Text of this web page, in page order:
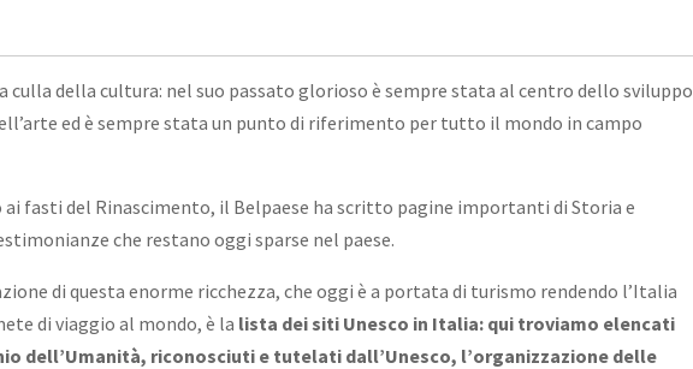
culla della cultura: nel suo passato glorioso è sempre stata al centro dello sviluppo
ed è sempre stata un punto di riferimento per tutto il mondo in campo
ai fasti del Rinascimento, il Belpaese ha scritto pagine importanti di Storia e
che restano oggi sparse nel paese.
di questa enorme ricchezza, che oggi è a portata di turismo rendendo l’Italia
di viaggio al mondo, è la lista dei siti Unesco in Italia: qui troviamo elencati
dell’Umanità, riconosciuti e tutelati dall’Unesco, l’organizzazione delle